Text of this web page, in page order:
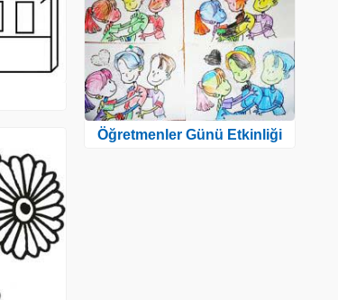
Öğretmenler Günü Etkinliği